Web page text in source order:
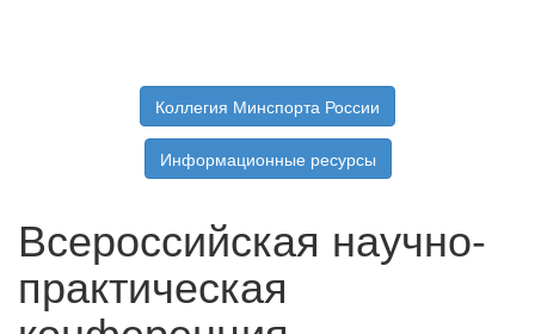
Коллегия Минспорта России
Информационные ресурсы
Всероссийская научно-
практическая